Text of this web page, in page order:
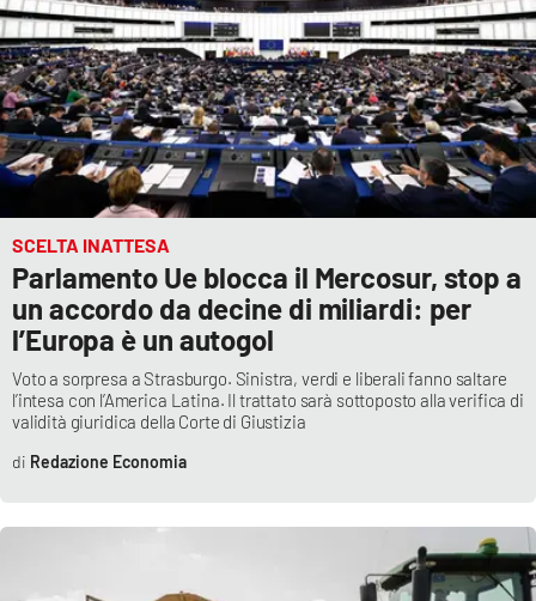
SCELTA INATTESA
Parlamento Ue blocca il Mercosur, stop a
un accordo da decine di miliardi: per
l’Europa è un autogol
Voto a sorpresa a Strasburgo. Sinistra, verdi e liberali fanno saltare
l’intesa con l’America Latina. Il trattato sarà sottoposto alla verifica di
validità giuridica della Corte di Giustizia
Redazione Economia